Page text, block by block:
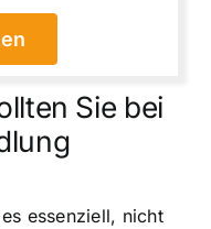
Sie bei
essenziell, nicht